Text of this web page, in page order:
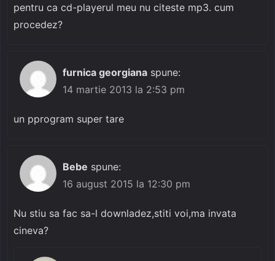
pentru ca cd-playerul meu nu citeste mp3. cum
procedez?
furnica georgiana spune:
14 martie 2013 la 2:53 pm
un pprogram super tare
Bebe spune:
16 august 2015 la 12:30 pm
Nu stiu sa fac sa-l downladez,stiti voi,ma invata
cineva?